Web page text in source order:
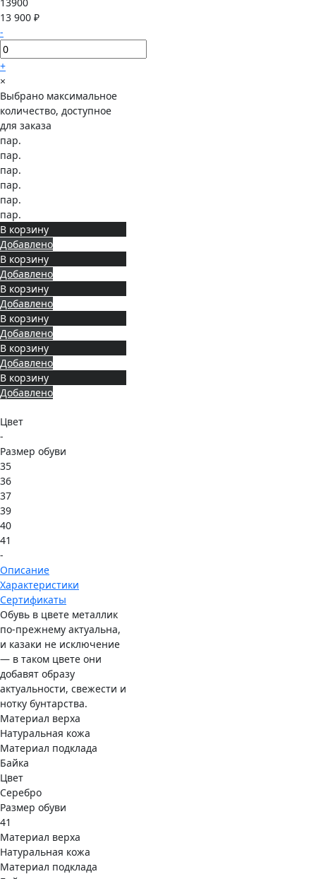
13 900 ₽
-
+
×
Выбрано максимальное
количество, доступное
для заказа
пар.
пар.
пар.
пар.
пар.
пар.
В корзину
Добавлено
В корзину
Добавлено
В корзину
Добавлено
В корзину
Добавлено
В корзину
Добавлено
В корзину
Добавлено
Цвет
-
Размер обуви
35
36
37
39
40
41
-
Описание
Характеристики
Сертификаты
Обувь в цвете металлик
по-прежнему актуальна,
и казаки не исключение
— в таком цвете они
добавят образу
актуальности, свежести и
нотку бунтарства.
Материал верха
Натуральная кожа
Материал подклада
Байка
Цвет
Серебро
Размер обуви
41
Материал верха
Натуральная кожа
Материал подклада